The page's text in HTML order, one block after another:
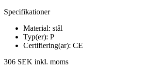
Specifikationer
Material: stål
Typ(er): P
Certifiering(ar): CE
306 SEK inkl. moms